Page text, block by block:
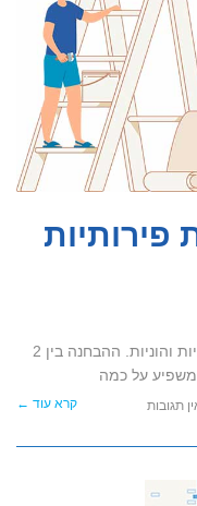
פירותיות
ישנם שני סוגים מרכזיים של הכנסות- פירותיות והוניות. ההבחנה בין 2
משפיע על כמה
תגובות קרא עוד ←